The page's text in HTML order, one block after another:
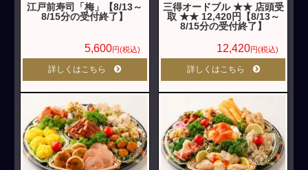
江戸前寿司「梅」【8/13～
8/15分の受付終了】
5,600円(税込)
詳しくはこちら
三得オードブル ★★ 店頭受
取 ★★ 12,420円【8/13～
8/15分の受付終了】
12,420円(税込)
詳しくはこちら